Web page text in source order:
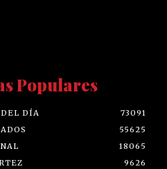
Populares
DÍA
73091
55625
18065
9626